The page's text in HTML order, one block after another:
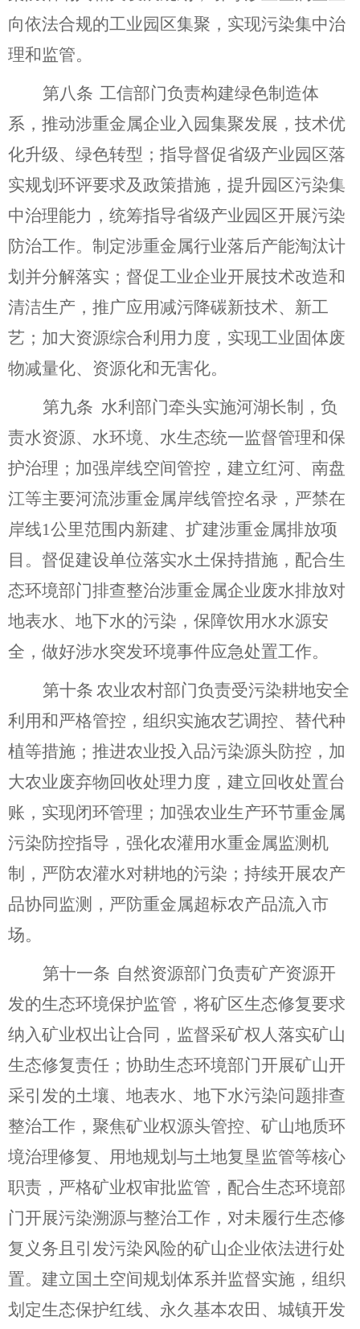
向依法合规的工业园区集聚 ， 实现污染集中治
理和监管。
第八条 工信部门负责构建绿色制造体
系， 推动涉重金属企业入园集聚发展，技术优
化升级、绿色转型； 指导督促省级产业园区落
实规划环评要求及政策措施，提升园区污染集
中治理能力，统筹指导省级产业园区开展污染
防治工作。 制定涉重金属行业落后产能淘汰计
划并分解落实； 督促工业企业开展技术改造和
清洁生产，推广应用减污降碳新技术、新工
艺； 加大资源综合利用力度，实现工业固体废
物减量化、资源化和无害化。
第九条 水利部门牵头实施河湖长制，负
责水资源、水环境、水生态统一监督管理和保
护治理； 加强岸线空间管控，建立红河、南盘
江等主要河流涉重金属岸线管控名录，严禁在
岸线1公里范围内新建、扩建涉重金属排放项
目。督促建设单位落实水土保持措施， 配合生
态环境部门排查整治涉重金属企业废水排放对
地表水、地下水的污染，保障饮用水水源安
全， 做好涉水突发环境事件应急处置工作。
第十条 农业农村部门负责受污染耕地安全
利用和严格管控，组织实施农艺调控、替代种
植等措施 ； 推进农业投入品污染源头防控，加
大农业废弃物回收处理力度，建立回收处置台
账，实现闭环管理； 加强农业生产环节重金属
污染防控指导，强化农灌用水重金属监测机
制 ，严防农灌水对耕地的污染；持续开展农产
品协同监测， 严防重金属超标农产品流入市
场。
第十一条 自然资源部门负责矿产资源开
发的生态环境保护监管，将矿区生态修复要求
纳入矿业权出让合同，监督采矿权人落实矿山
生态修复责任；协助生态环境部门开展矿山开
采引发的土壤、地表水、地下水污染问题排查
整治工作，聚焦矿业权源头管控、矿山地质环
境治理修复、用地规划与土地复垦监管等核心
职责，严格矿业权审批监管，配合生态环境部
门开展污染溯源与整治工作，对未履行生态修
复义务且引发污染风险的矿山企业依法进行处
置。 建立国土空间规划体系并监督实施，组织
划定生态保护红线、永久基本农田、城镇开发